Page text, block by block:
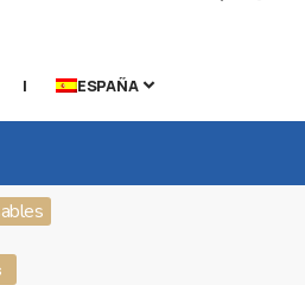
| ESPAÑA